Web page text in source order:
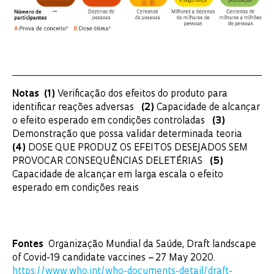
Notas (1) Verificação dos efeitos do produto para
identificar reações adversas
(2) Capacidade de alcançar
o efeito esperado em condições controladas (3)
Demonstração que possa validar determinada teoria
(4) DOSE QUE PRODUZ OS EFEITOS DESEJADOS SEM
PROVOCAR CONSEQUÊNCIAS DELETÉRIAS (5)
Capacidade de alcançar em larga escala o efeito
esperado em condições reais
Fontes Organização Mundial da Saúde, Draft landscape
of Covid-19 candidate vaccines – 27 May 2020.
https://www.who.int/who-documents-detail/draft-